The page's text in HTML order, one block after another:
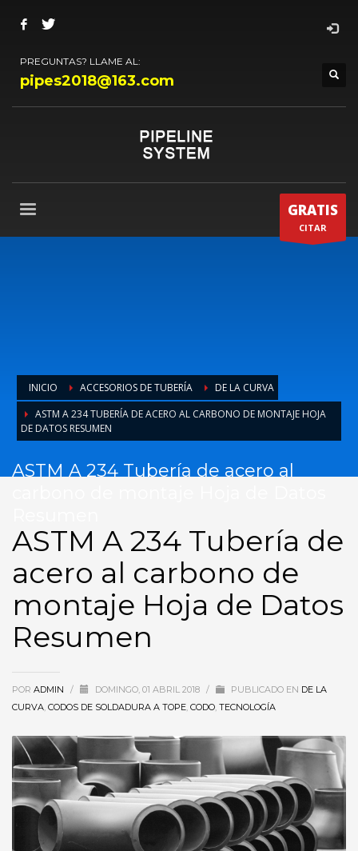
PREGUNTAS? LLAME AL:
pipes2018@163.com
GRATIS
CITAR
INICIO ACCESORIOS DE TUBERÍA
DE LA CURVA
ASTM A 234 TUBERÍA DE ACERO AL CARBONO DE MONTAJE HOJA
DE DATOS RESUMEN
ASTM A 234 Tubería de acero al
ASTM A 234 Tubería de
acero al carbono de
montaje Hoja de Datos
Resumen
POR ADMIN / DOMINGO, 01 ABRIL 2018 / PUBLICADO EN DE LA
CURVA, CODOS DE SOLDADURA A TOPE, CODO, TECNOLOGÍA